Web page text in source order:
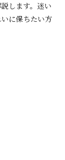
します。迷い
に保ちたい方